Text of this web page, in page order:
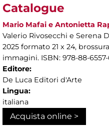
Catalogue
Mario Mafai e Antonietta
Valerio Rivosecchi e Serena
2025 formato 21 x 24,
immagini. ISBN: 978-88-6557-
Editore:
De Luca Editori d'Arte
Lingua:
italiana
Acquista online >